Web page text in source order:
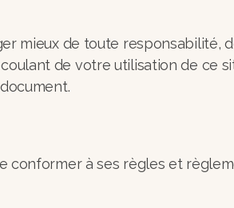
mieux de toute responsabilité,
de votre utilisation de ce
conformer à ses règles et